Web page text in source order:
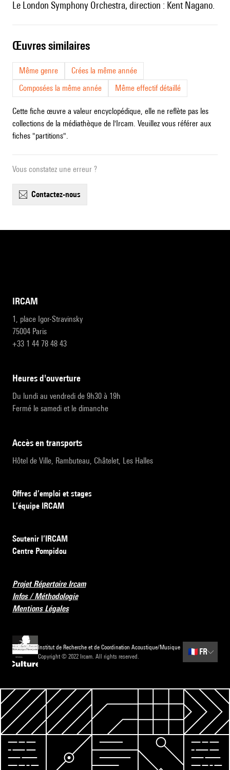
le London Symphony Orchestra, direction : Kent Nagano.
œuvres similaires
Même genre
Crées la même année
Composées la même année
Même effectif détaillé
Cette fiche œuvre a valeur encyclopédique, elle ne reflète pas les
collections de la médiathèque de l'Ircam. Veuillez vous référer aux
fiches "partitions".
Vous constatez une erreur ?
contactez-nous
IRCAM
1, place Igor-Stravinsky
75004 Paris
+33 1 44 78 48 43
heures d'ouverture
Du lundi au vendredi de 9h30 à 19h
Fermé le samedi et le dimanche
accès en transports
Hôtel de Ville, Rambuteau, Châtelet, Les Halles
Offres d’emploi et stages
L’équipe IRCAM
Soutenir l’IRCAM
Centre Pompidou
Projet Répertoire Ircam
Infos / Méthodologie
Mentions Légales
Institut de Recherche et de Coordination Acoustique/Musique
Copyright © 2022 Ircam. All rights reserved.
🇫🇷 FR